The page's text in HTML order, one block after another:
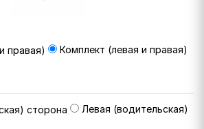
Комплект (левая и правая)
Левая (водительская)